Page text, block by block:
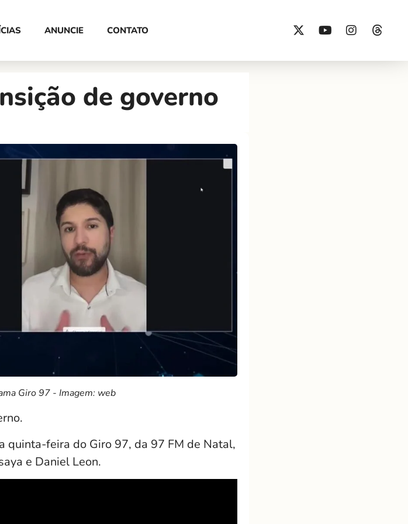
ANUNCIE CONTATO
de governo
Giro 97 - Imagem: web
quinta-feira do Giro 97, da 97 FM de Natal,
e Daniel Leon.